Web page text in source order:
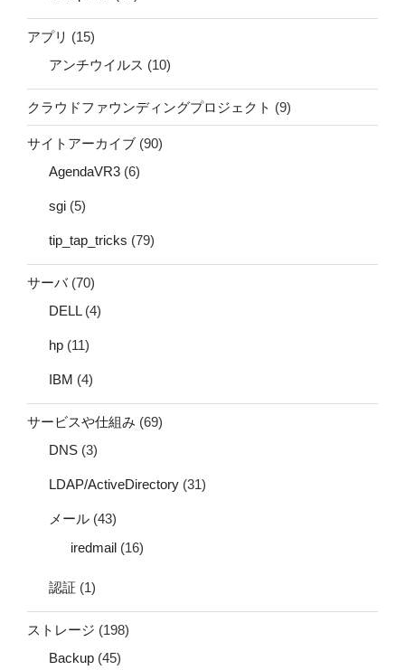
アプリ (15)
アンチウイルス (10)
クラウドファウンディングプロジェクト (9)
サイトアーカイブ (90)
AgendaVR3 (6)
sgi (5)
tip_tap_tricks (79)
サーバ(70)
DELL(4)
hp (11)
IBM (4)
サービスや仕組み (69)
DNS (3)
LDAP/ActiveDirectory (31)
メール (43)
iredmail (16)
認証 (1)
ストレージ (198)
Backup (45)